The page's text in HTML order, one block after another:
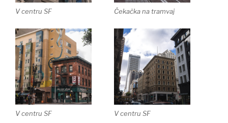
V centru SF Čekačka na tramvaj
V centru SF V centru SF